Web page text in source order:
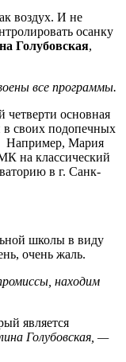
воздух. И не
осанку
Голубовская,
все программы.
четверти основная
в своих подопечных
Например, Мария
на классический
в г. Санк-
школы в виду
очень жаль.
находим
является
Голубовская, —